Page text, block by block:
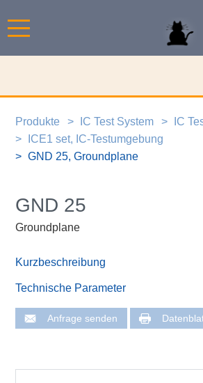
Produkte IC Test System
IC
ICE1 set, IC-Testumgebung
GND 25, Groundplane
GND 25
Groundplane
Kurzbeschreibung
Technische Parameter
Anfrage senden